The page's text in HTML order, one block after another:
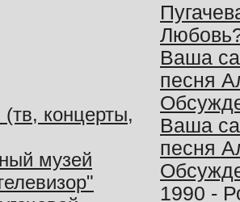
концерты,
музей
Ваша
песня
Ваша
песня
1990 -